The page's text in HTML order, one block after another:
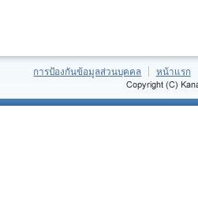
การป้องกันข้อมูลส่วนบุคคล หน้าแรก